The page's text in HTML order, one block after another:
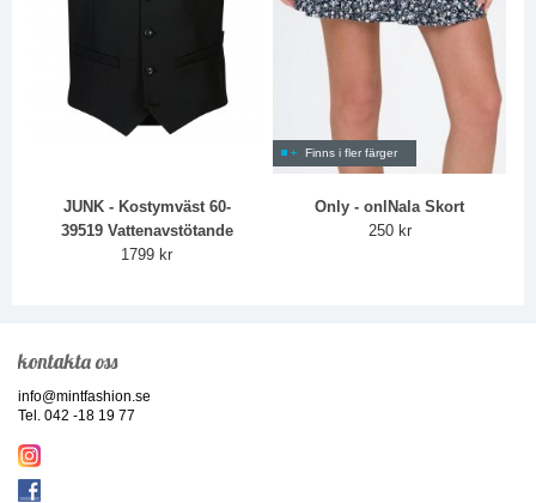
JUNK - Kostymväst 60-
39519 Vattenavstötande
1799 kr
Finns i fler färger
Only - onlNala Skort
250 kr
kontakta oss
info@mintfashion.se
Tel. 042 -18 19 77